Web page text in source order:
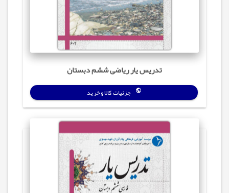
تدریس یار ریاضی ششم دبستان
جزئیات کالا و خرید